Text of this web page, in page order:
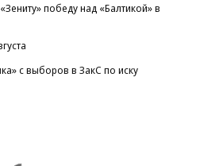
победу над «Балтикой» в
с выборов в ЗакС по иску